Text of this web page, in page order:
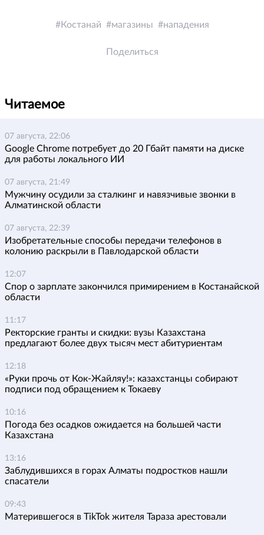
Костанай магазины нападения
Поделиться
Читаемое
07 августа, 22:06
Google Chrome потребует до 20 Гбайт памяти на диске
для работы локального ИИ
07 августа, 21:49
Мужчину осудили за сталкинг и навязчивые звонки в
Алматинской области
07 августа, 22:39
Изобретательные способы передачи телефонов в
колонию раскрыли в Павлодарской области
12:07
Спор о зарплате закончился примирением в Костанайской
области
11:17
Ректорские гранты и скидки: вузы Казахстана
предлагают более двух тысяч мест абитуриентам
12:18
«Руки прочь от Кок-Жайляу!»: казахстанцы собирают
подписи под обращением к Токаеву
10:16
Погода без осадков ожидается на большей части
Казахстана
13:16
Заблудившихся в горах Алматы подростков нашли
спасатели
09:43
Матерившегося в TikTok жителя Тараза арестовали